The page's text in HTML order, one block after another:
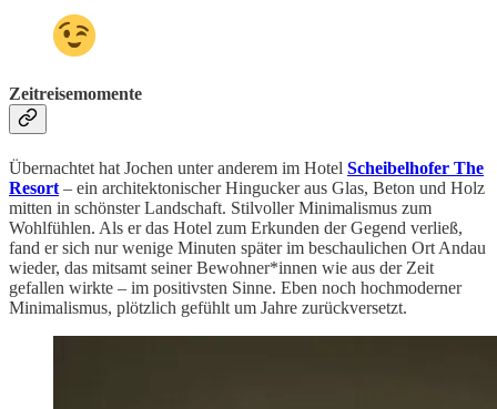
Zeitreisemomente
Übernachtet hat Jochen unter anderem im Hotel Scheibelhofer The
Resort – ein architektonischer Hingucker aus Glas, Beton und Holz
mitten in schönster Landschaft. Stilvoller Minimalismus zum
Wohlfühlen. Als er das Hotel zum Erkunden der Gegend verließ,
fand er sich nur wenige Minuten später im beschaulichen Ort Andau
wieder, das mitsamt seiner Bewohner*innen wie aus der Zeit
gefallen wirkte – im positivsten Sinne. Eben noch hochmoderner
Minimalismus, plötzlich gefühlt um Jahre zurückversetzt.